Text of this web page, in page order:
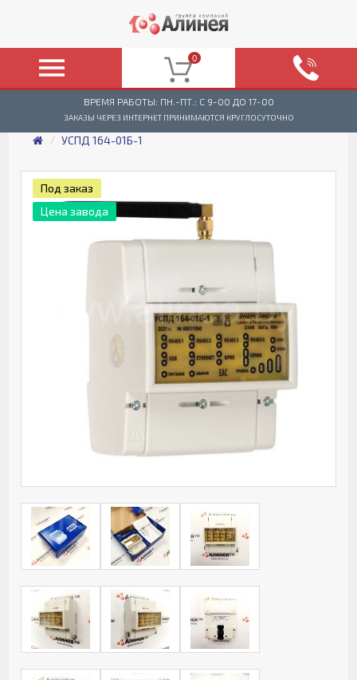
0
ВРЕМЯ РАБОТЫ: ПН.-ПТ.: C 9-00 ДО 17-00
ЗАКАЗЫ ЧЕРЕЗ ИНТЕРНЕТ ПРИНИМАЮТСЯ КРУГЛОСУТОЧНО
УСПД 164-01Б-1
Под заказ
Цена завода